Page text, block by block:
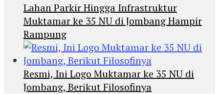
Lahan Parkir Hingga Infrastruktur
Muktamar ke 35 NU di Jombang Hampir
Rampung
Resmi, Ini Logo Muktamar ke 35 NU di
Jombang, Berikut Filosofinya